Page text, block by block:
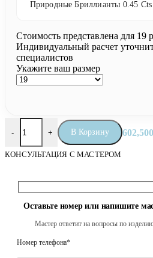
Природные Бриллианты 0.45
Стоимость представлена для 19
Индивидуальный расчет
специалистов
Укажите ваш размер
-
Количество товара Православное
+ В Корзину 602,500
КОНСУЛЬТАЦИЯ С МАСТЕРОМ
Оставьте номер или напишите
Мастер ответит на вопросы по
Номер телефона*